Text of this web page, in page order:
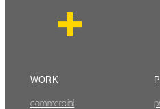
WORK
commercial